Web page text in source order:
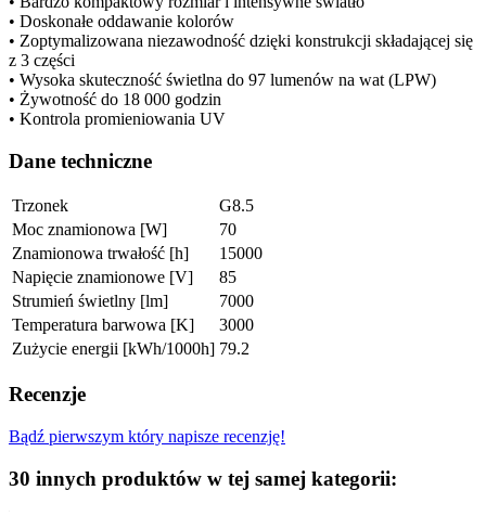
• Doskonałe oddawanie kolorów
• Zoptymalizowana niezawodność dzięki konstrukcji składającej się
z 3 części
• Wysoka skuteczność świetlna do 97 lumenów na wat (LPW)
• Żywotność do 18 000 godzin
• Kontrola promieniowania UV
Dane techniczne
Trzonek
G8.5
Moc znamionowa [W]
70
Znamionowa trwałość [h]
15000
Napięcie znamionowe [V]
85
Strumień świetlny [lm]
7000
Temperatura barwowa [K]
3000
Zużycie energii [kWh/1000h] 79.2
Recenzje
Bądź pierwszym który napisze recenzję!
30 innych produktów w tej samej kategorii: